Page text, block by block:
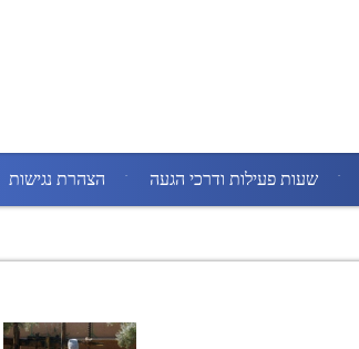
שעות פעילות ודרכי הגעה הצהרת נגישות